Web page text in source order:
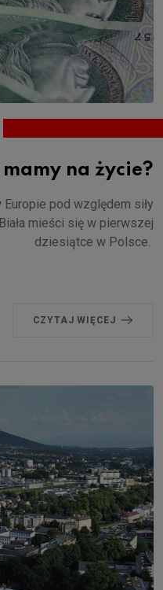
mamy na życie?
pod względem siły
mieści się w pierwszej
dziesiątce w Polsce.
CZYTAJ WIĘCEJ